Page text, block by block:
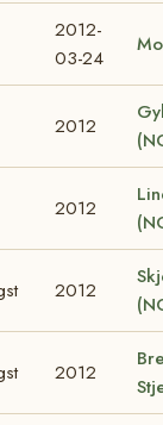
2012-
03-24
2012
2012
2012
2012